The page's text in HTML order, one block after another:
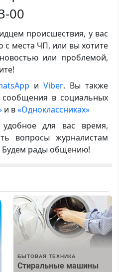
00
происшествия, у вас
с места ЧП, или вы хотите
или проблемой,
иViber. Вы также
в социальных
и в«Одноклассниках»
для вас время,
вопросы журналистам
Будем рады общению!
БЫТОВАЯ ТЕХНИКА
Стиральные машины